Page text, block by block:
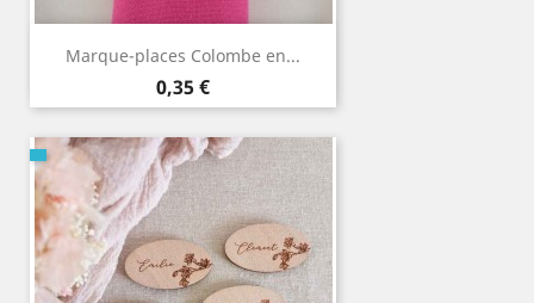
Marque-places Colombe en...
Prix
0,35 €